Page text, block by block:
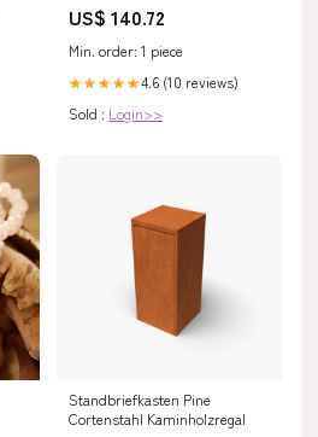
US$ 140.72
Min. order: 1 piece
★★★★★4.6 (10 reviews)
Sold : Login>>
Standbriefkasten Pine
Cortenstahl Kaminholzregal